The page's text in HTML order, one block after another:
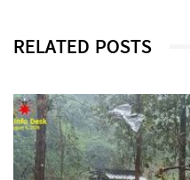
RELATED POSTS